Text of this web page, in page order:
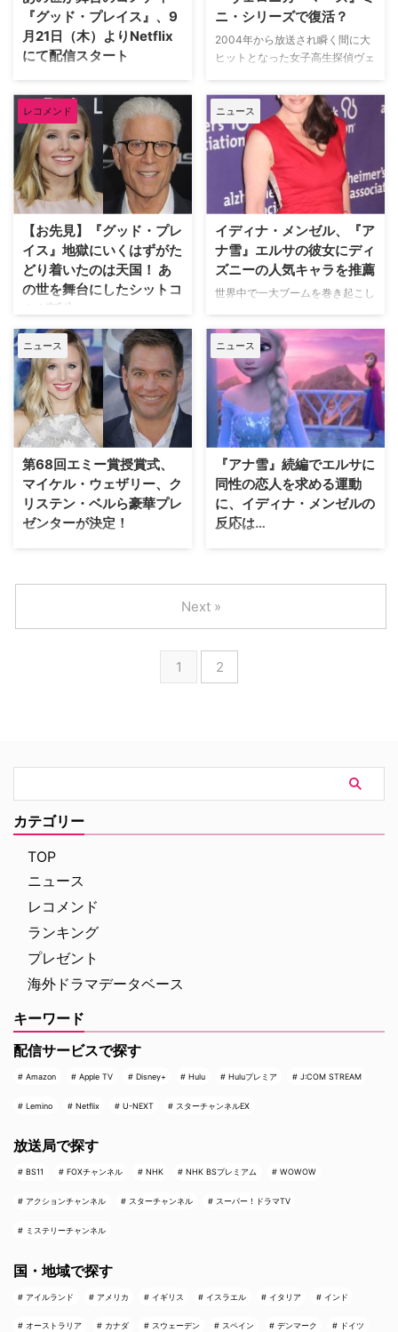
『グッド・プレイス』、9
月21日（木）よりNetflix
にて配信スタート
『ヴェロニカ・マーズ』や
『HEROES／ヒーローズ』、『ア
ナと雪の女王』で知られるクリス
テン・ベルと、『CSI：科学捜査
班』のテッド・ダンソンが共演す
る"あの世"を舞台にしたコメディ
『グッド・プレイス』がNetflixに
て9月21日（木）より配信とな
『グッド・プレイス』地獄にいく
はずがたどり…
ニ・シリーズで復活？
2004年から放送され瞬く間に大
ヒットとなった女子高生探偵ヴェ
カ・マーズ』。シーズン3で終了
後も、映画化までされた人気シリ
ーズが、リブート版として復活す
る可能性があることが明らかにな
った。米Popsugarが報じてい
る。 同作のクリエイター、ロ
ブ・トーマス（『新ビバリーヒル
ズ青春白書』）は…
レコメンド
【お先見】『グッド・プレ
イス』地獄にいくはずがた
どり着いたのは天国！ あ
の世を舞台にしたシットコ
ムが誕生
「悪いことをするとバチがあた
る」という言葉、きっとみなさん
聞き覚えがあると思いますが、今
回ご紹介する『グッド・プレイ
ス』の主人公エレノアは、「悪い
こといっぱいしてきたけど、天国
に来ちゃいました！」という、と
ってもうらやましい（？）キャラ
クターです。 『ヴェロニカ・マ
ーズ』や『HEROES／ヒーロー
ズ』といったドラマや、…
ニュース
イディナ・メンゼル、『ア
ナ雪』エルサの彼女にディ
ズニーの人気キャラを推薦
世界中で一大ブームを巻き起こし
王』。以前、続編の制作決定を受
け、ファンが「エルサに彼女を作
ってほしい！」という運動を起こ
していたことをお伝えしたが、こ
のほど、エルサの声を担当したイ
ディナ・メンゼルが、エルサの彼
女の候補にディズニーのあの人気
だ。英Digital…
ニュース
第68回エミー賞授賞式、
マイケル・ウェザリー、ク
リステン・ベルら豪華プレ
ゼンターが決定！
TV界のアカデミー賞と言われる
ト数（23）を記録した『ゲー
ろだ。第68回となる2016年の授
ニュース
『アナ雪』続編でエルサに
同性の恋人を求める運動
に、イディナ・メンゼルの
反応は…
世界中で一大ブームを巻き起こし
王』。大ヒットを受けて続編の製
作ってほしい"という声が多く寄
せられている。これに対し、エル
1 2
Next »
カテゴリー
TOP
ニュース
レコメンド
ランキング
プレゼント
海外ドラマデータベース
キーワード
配信サービスで探す
Amazon Apple TV Disney+ Hulu Huluプレミア J:COM STREAM
Lemino Netflix U-NEXT スターチャンネルEX
放送局で探す
BS11 FOXチャンネル NHK NHK BSプレミアム WOWOW
アクションチャンネル スターチャンネル スーパー！ドラマTV
ミステリーチャンネル
国・地域で探す
アイルランド アメリカ イギリス イスラエル イタリア インド
オーストラリア カナダ スウェーデン スペイン デンマーク ドイツ